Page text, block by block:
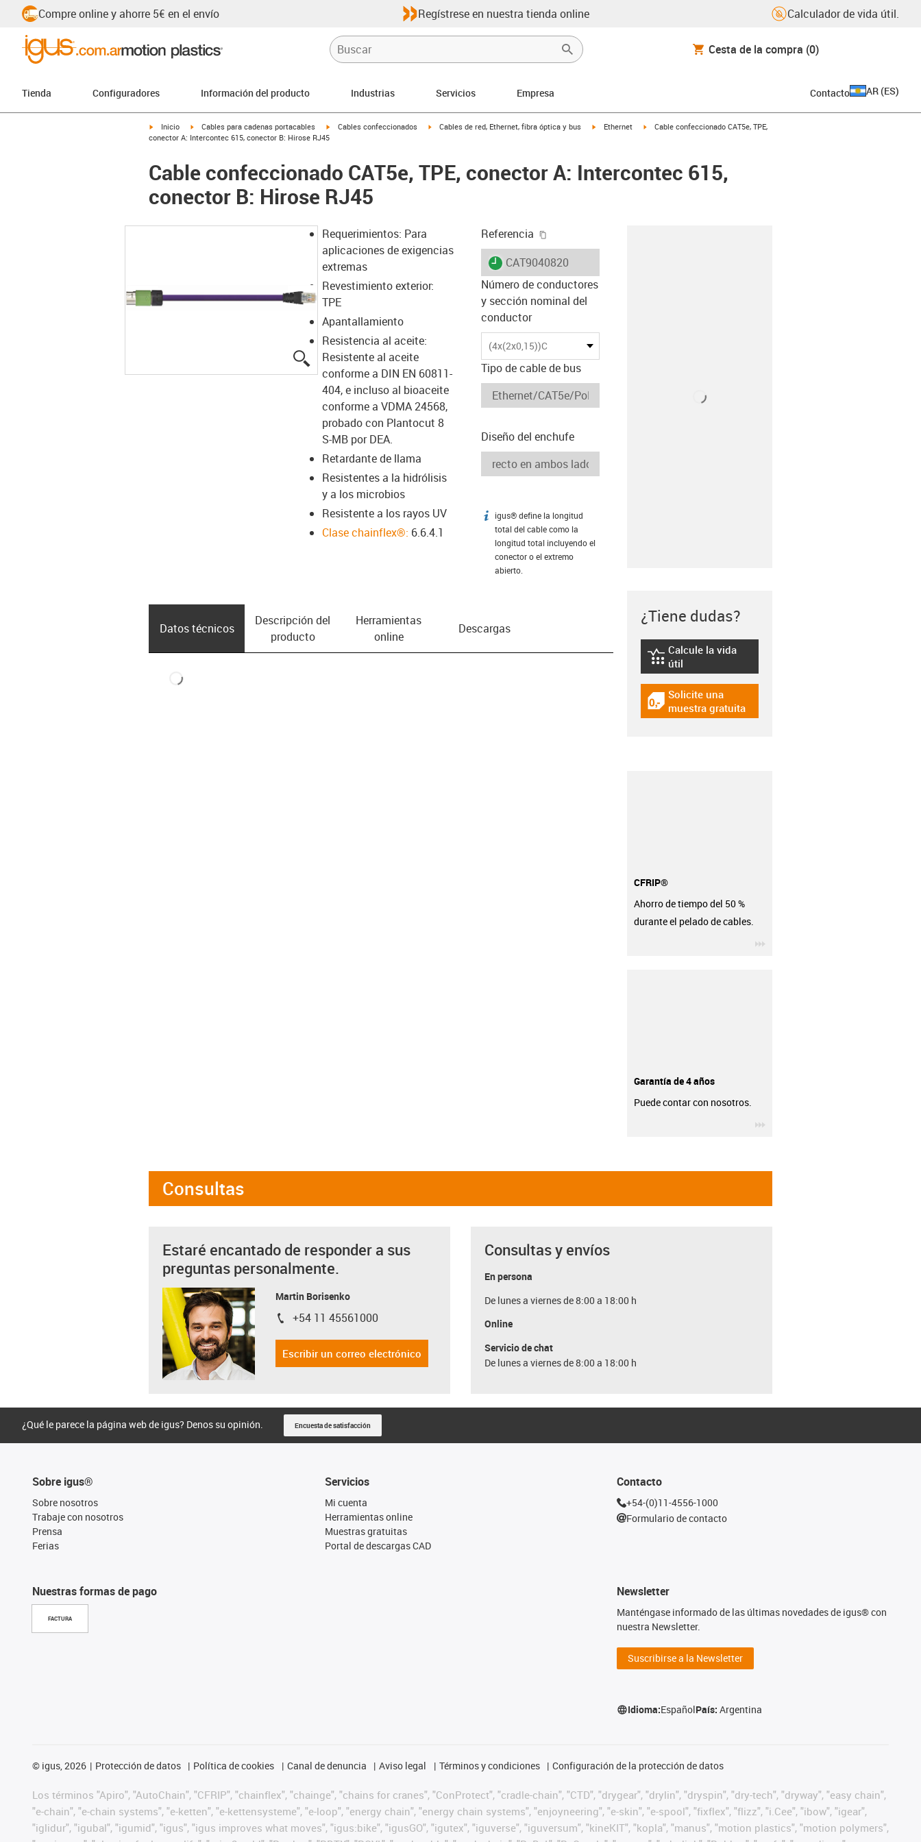
Compre online y ahorre 5€ en el envío Regístrese en nuestra tienda online Calculador de vida útil.
Cesta de la compra (0)
Tienda Configuradores Información del producto Industrias Servicios Empresa Contacto AR (ES)
igus-icon-arrow-right
Inicio igus-icon-arrow-right
Cables para cadenas portacables igus-icon-arrow-right
Cables confeccionados igus-icon-arrow-right
Cables de red, Ethernet, fibra óptica y bus igus-icon-arrow-right
Ethernet igus-icon-arrow-right
Cable confeccionado CAT5e, TPE,
conector A: Intercontec 615, conector B: Hirose RJ45
Cable confeccionado CAT5e, TPE, conector A: Intercontec 615,
conector B: Hirose RJ45
igus-icon-lupe
Requerimientos: Para
aplicaciones de exigencias
extremas
Revestimiento exterior:
TPE
Apantallamiento
Resistencia al aceite:
Resistente al aceite
conforme a DIN EN 60811-
404, e incluso al bioaceite
conforme a VDMA 24568,
probado con Plantocut 8
S-MB por DEA.
Retardante de llama
Resistentes a la hidrólisis
y a los microbios
Resistente a los rayos UV
Clase chainflex®: 6.6.4.1
Referencia
igus-icon-lieferzeit
CAT9040820
Número de conductores
y sección nominal del
conductor
(4x(2x0,15))C
Tipo de cable de bus
Diseño del enchufe
igus-icon-info
igus® define la longitud
total del cable como la
longitud total incluyendo el
conector o el extremo
abierto.
Datos técnicos
Descripción del
producto
Herramientas
online
Descargas
¿Tiene dudas?
igus-icon-lebensdauerrechner
Calcule la vida
útil
igus-icon-gratismuster
Solicite una
muestra gratuita
CFRIP®
Ahorro de tiempo del 50 %
durante el pelado de cables.
Garantía de 4 años
Puede contar con nosotros.
Consultas
Estaré encantado de responder a sus
preguntas personalmente.
Martin Borisenko
igus-icon-phone
+54 11 45561000
Escribir un correo electrónico
Consultas y envíos
En persona
De lunes a viernes de 8:00 a 18:00 h
Online
Servicio de chat
De lunes a viernes de 8:00 a 18:00 h
¿Qué le parece la página web de igus? Denos su opinión. Encuesta de satisfacción
Sobre igus®
Sobre nosotros
Trabaje con nosotros
Prensa
Ferias
Nuestras formas de pago
FACTURA
Servicios
Mi cuenta
Herramientas online
Muestras gratuitas
Portal de descargas CAD
Contacto
+54-(0)11-4556-1000
Formulario de contacto
Newsletter
Manténgase informado de las últimas novedades de igus® con
nuestra Newsletter.
Suscribirse a la Newsletter
Idioma:EspañolPaís:Argentina
© igus, 2026 Protección de datos Política de cookies Canal de denuncia Aviso legal Términos y condiciones Configuración de la protección de datos
Los términos "Apiro", "AutoChain", "CFRIP", "chainflex", "chainge", "chains for cranes", "ConProtect", "cradle-chain", "CTD", "drygear", "drylin", "dryspin", "dry-tech", "dryway", "easy chain",
"e-chain", "e-chain systems", "e-ketten", "e-kettensysteme", "e-loop", "energy chain", "energy chain systems", "enjoyneering", "e-skin", "e-spool", "fixflex", "flizz", "i.Cee", "ibow", "igear",
"iglidur", "igubal", "igumid", "igus", "igus improves what moves", "igus:bike", "igusGO", "igutex", "iguverse", "iguversum", "kineKIT", "kopla", "manus", "motion plastics", "motion polymers",